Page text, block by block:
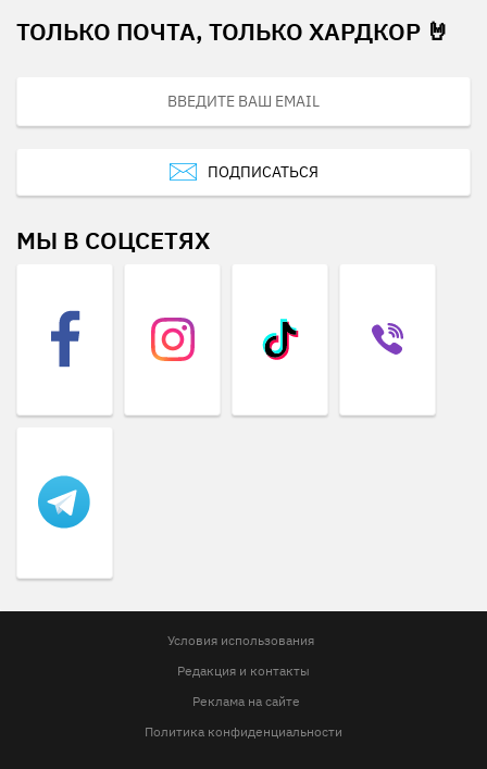
ТОЛЬКО ПОЧТА, ТОЛЬКО ХАРДКОР 🤘
ПОДПИСАТЬСЯ
МЫ В СОЦСЕТЯХ
Условия использования
Редакция и контакты
Реклама на сайте
Политика конфиденциальности